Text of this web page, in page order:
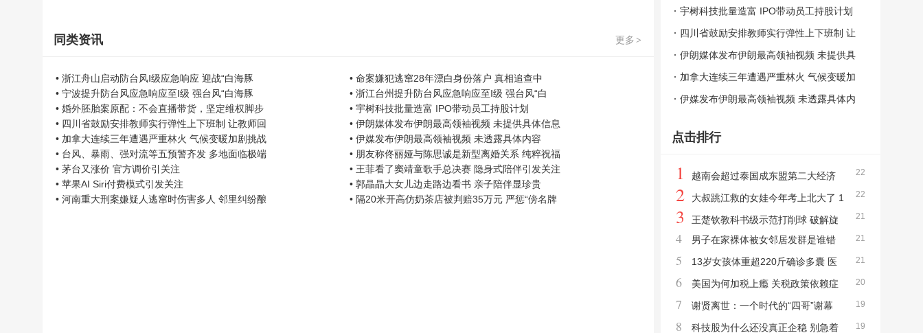
更多 >
同类资讯
• 浙江舟山启动防台风Ⅰ级应急响应 迎战“白海豚
• 命案嫌犯逃窜28年漂白身份落户 真相追查中
• 宁波提升防台风应急响应至Ⅰ级 强台风“白海豚
• 浙江台州提升防台风应急响应至Ⅰ级 强台风“白
• 婚外胚胎案原配：不会直播带货，坚定维权脚步
• 宇树科技批量造富 IPO带动员工持股计划
• 四川省鼓励安排教师实行弹性上下班制 让教师回
• 伊朗媒体发布伊朗最高领袖视频 未提供具体信息
• 加拿大连续三年遭遇严重林火 气候变暖加剧挑战
• 伊媒发布伊朗最高领袖视频 未透露具体内容
• 台风、暴雨、强对流等五预警齐发 多地面临极端
• 朋友称佟丽娅与陈思诚是新型离婚关系 纯粹祝福
• 茅台又涨价 官方调价引关注
• 王菲看了窦靖童歌手总决赛 隐身式陪伴引发关注
• 苹果AI Siri付费模式引发关注
• 郭晶晶大女儿边走路边看书 亲子陪伴显珍贵
• 河南重大刑案嫌疑人逃窜时伤害多人 邻里纠纷酿
• 隔20米开高仿奶茶店被判赔35万元 严惩“傍名牌
脚步
宇树科技批量造富 IPO带动员工持股计划
四川省鼓励安排教师实行弹性上下班制 让
教师回归教育本质
伊朗媒体发布伊朗最高领袖视频 未提供具
体信息
加拿大连续三年遭遇严重林火 气候变暖加
剧挑战
伊媒发布伊朗最高领袖视频 未透露具体内
点击排行
22
1
越南会超过泰国成东盟第二大经济
体吗 经济增长强劲
22
2
大叔跳江救的女娃今年考上北大了 1
6年守望结出硕果
21
3
王楚钦教科书级示范打削球 破解旋
转牢笼
21
4
男子在家裸体被女邻居发群是谁错
了 隐私边界需尊重
21
5
13岁女孩体重超220斤确诊多囊 医
生称20个患儿里有8个是肥胖
20
6
美国为何加税上瘾 关税政策依赖症
显现
19
7
谢贤离世：一个时代的“四哥”谢幕
全网哀悼传奇巨星
19
8 科技股为什么还没真正企稳 别急着